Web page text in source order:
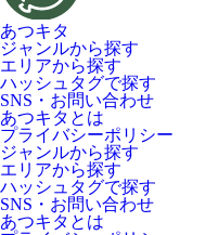
あつキタ
ジャンルから探す
エリアから探す
ハッシュタグで探す
SNS・お問い合わせ
あつキタとは
プライバシーポリシー
ジャンルから探す
エリアから探す
ハッシュタグで探す
SNS・お問い合わせ
あつキタとは